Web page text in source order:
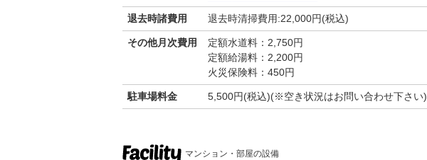
退去時諸費用 退去時清掃費用:22,000円(税込)
その他月次費用
定額水道料：2,750円
定額給湯料：2,200円
火災保険料：450円
駐車場料金 5,500円(税込)(※空き状況はお問い合わせ下さい)
マンション・部屋の設備